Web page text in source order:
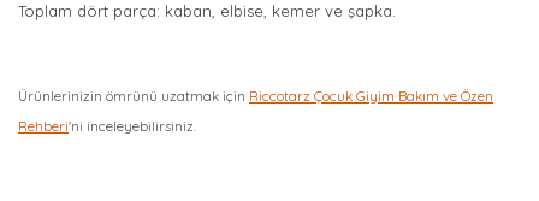
Toplam dört parça: kaban, elbise, kemer ve şapka.
Ürünlerinizin ömrünü uzatmak için Riccotarz Çocuk Giyim Bakım ve Özen
Rehberi'ni inceleyebilirsiniz.